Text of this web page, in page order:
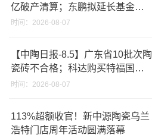
亿破产清算；东鹏拟延长基金投
资期限；工信部开展建陶行业能
时间：2026-08-07
【中陶日报-8.5】广东省10批次陶
瓷砖不合格；科达购买特福国际
股份申请未通过；蒙娜丽莎5千万
破18亿元
时间：2026-08-07
113%超额收官！新中源陶瓷乌兰
浩特门店周年活动圆满落幕